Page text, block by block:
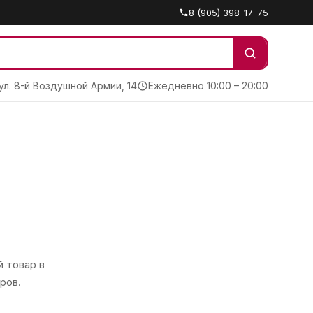
8 (905) 398-17-75
8-й Воздушной Армии, 14 Ежедневно 10:00 – 20:00
товар в